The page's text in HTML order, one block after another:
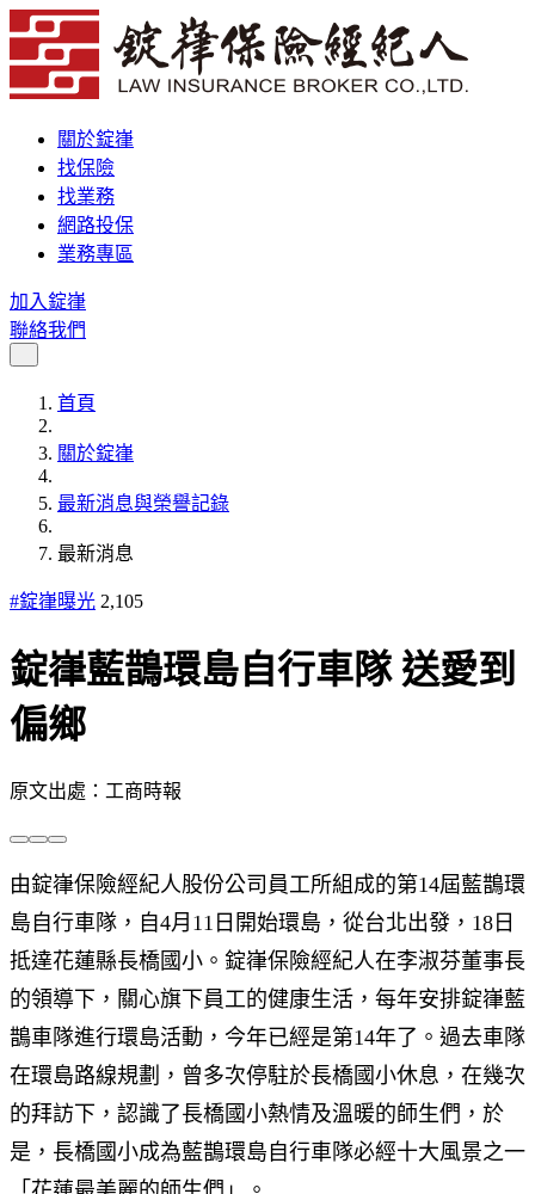
關於錠嵂
找保險
找業務
網路投保
業務專區
加入錠嵂
聯絡我們
首頁
關於錠嵂
最新消息與榮譽記錄
最新消息
#錠嵂曝光 2,105
錠嵂藍鵲環島自行車隊 送愛到
偏鄉
原文出處：工商時報
由錠嵂保險經紀人股份公司員工所組成的第14屆藍鵲環
島自行車隊，自4月11日開始環島，從台北出發，18日
抵達花蓮縣長橋國小。錠嵂保險經紀人在李淑芬董事長
的領導下，關心旗下員工的健康生活，每年安排錠嵂藍
鵲車隊進行環島活動，今年已經是第14年了。過去車隊
在環島路線規劃，曾多次停駐於長橋國小休息，在幾次
的拜訪下，認識了長橋國小熱情及溫暖的師生們，於
是，長橋國小成為藍鵲環島自行車隊必經十大風景之一